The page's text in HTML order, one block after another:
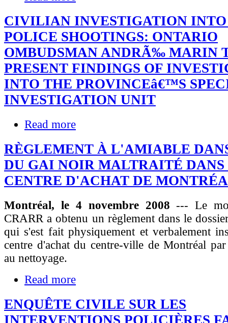
CIVILIAN INVESTIGATION INTO
POLICE SHOOTINGS: ONTARIO
OMBUDSMAN ANDRÃ‰ MARIN
PRESENT FINDINGS OF
INTO THE PROVINCEâ€™S
INVESTIGATION UNIT
Read more
RÈGLEMENT À L'AMIABLE
DU GAI NOIR MALTRAITÉ DANS
CENTRE D'ACHAT DE
Montréal, le 4 novembre 2008--- Le
CRARR a obtenu un règlement dans le
qui s'est fait physiquement et verbalement
centre d'achat du centre-ville de Montréal par
au nettoyage.
Read more
ENQUÊTE CIVILE SUR LES